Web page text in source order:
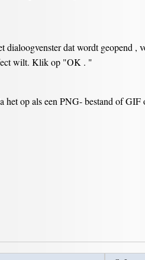
dat wordt geopend ,
wilt. Klik op "OK . "
op als een PNG- bestand of GIF